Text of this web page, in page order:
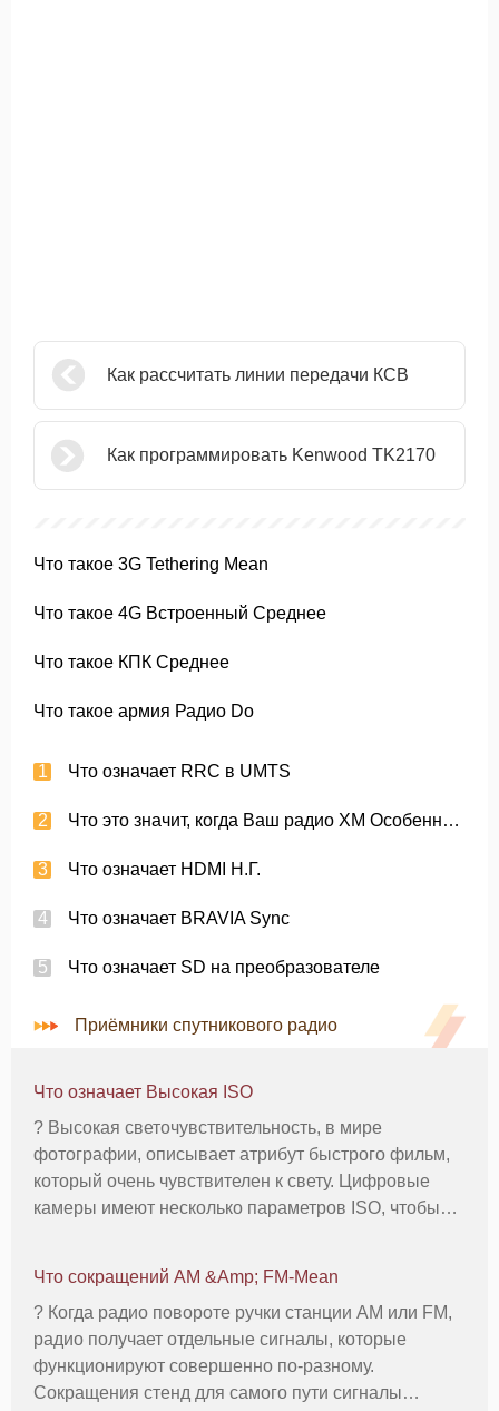
Как рассчитать линии передачи КСВ
Как программировать Kenwood TK2170
Что такое 3G Tethering Mean
Что такое 4G Встроенный Среднее
Что такое КПК Среднее
Что такое армия Радио Do
Что означает RRC в UMTS
Что это значит, когда Ваш радио XM Особенности
Что означает HDMI Н.Г.
Что означает BRAVIA Sync
Что означает SD на преобразователе
Приёмники спутникового радио
Что означает Высокая ISO
? Высокая светочувствительность, в мире
фотографии, описывает атрибут быстрого фильм,
который очень чувствителен к свету. Цифровые
камеры имеют несколько параметров ISO, чтобы
Высокая чувствительность полезно
Что сокращений AM &Amp; FM-Mean
? Когда радио повороте ручки станции АМ или FM,
радио получает отдельные сигналы, которые
функционируют совершенно по-разному.
Сокращения стенд для самого пути сигналы